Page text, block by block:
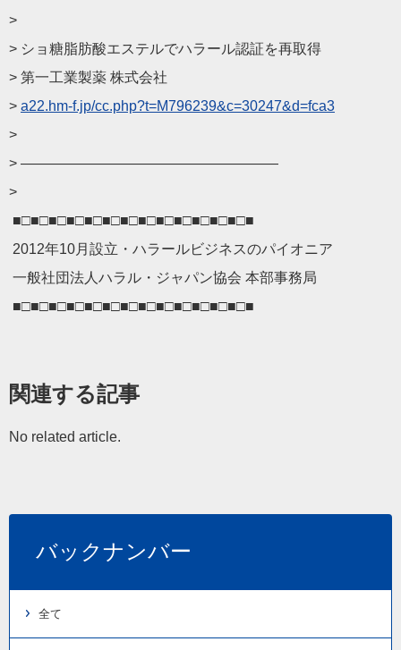
>
> ショ糖脂肪酸エステルでハラール認証を再取得
> 第一工業製薬 株式会社
> a22.hm-f.jp/cc.php?t=M796239&c=30247&d=fca3
>
> ——————————————————
>
■□■□■□■□■□■□■□■□■□■□■□■□■□■
2012年10月設立・ハラールビジネスのパイオニア
一般社団法人ハラル・ジャパン協会 本部事務局
■□■□■□■□■□■□■□■□■□■□■□■□■□■
関連する記事
No related article.
バックナンバー
全て